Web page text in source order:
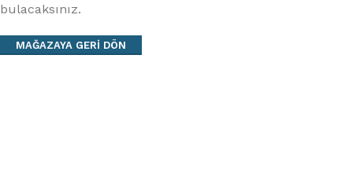
bulacaksınız.
MAĞAZAYA GERI DÖN